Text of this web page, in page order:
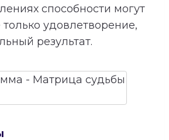
способности могут
удовлетворение,
результат.